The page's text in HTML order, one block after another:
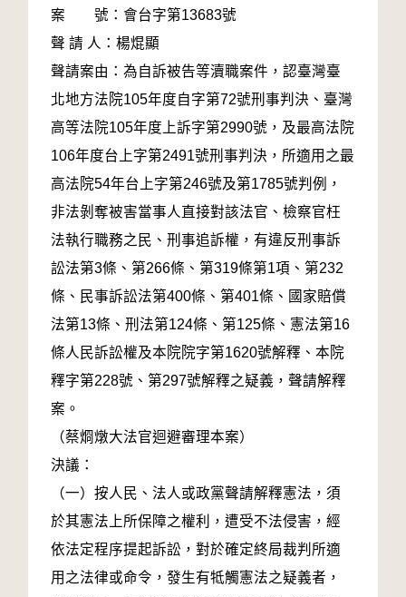
案 號：會台字第13683號
聲 請 人：楊焜顯
聲請案由：為自訴被告等瀆職案件，認臺灣臺
北地方法院105年度自字第72號刑事判決、臺灣
高等法院105年度上訴字第2990號，及最高法院
106年度台上字第2491號刑事判決，所適用之最
高法院54年台上字第246號及第1785號判例，
非法剝奪被害當事人直接對該法官、檢察官枉
法執行職務之民、刑事追訴權，有違反刑事訴
訟法第3條、第266條、第319條第1項、第232
條、民事訴訟法第400條、第401條、國家賠償
法第13條、刑法第124條、第125條、憲法第16
條人民訴訟權及本院院字第1620號解釋、本院
釋字第228號、第297號解釋之疑義，聲請解釋
案。
（蔡烱燉大法官迴避審理本案）
決議：
（一）按人民、法人或政黨聲請解釋憲法，須
於其憲法上所保障之權利，遭受不法侵害，經
依法定程序提起訴訟，對於確定終局裁判所適
用之法律或命令，發生有牴觸憲法之疑義者，